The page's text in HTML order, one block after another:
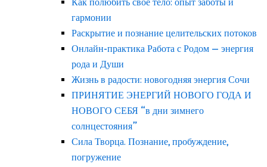
гармонии
Раскрытие и познание целительских потоков
Онлайн-практика Работа с Родом — энергия
рода и Души
Жизнь в радости: новогодняя энергия Сочи
ПРИНЯТИЕ ЭНЕРГИЙ НОВОГО ГОДА И
НОВОГО СЕБЯ “в дни зимнего
солнцестояния”
Сила Творца. Познание, пробуждение,
погружение